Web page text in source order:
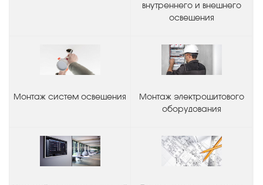
внутреннего и внешнего
освещения
Монтаж систем освещения
Монтаж электрощитового
оборудования